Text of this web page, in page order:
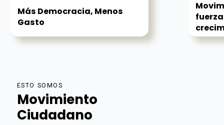
Más Democracia, Menos
Gasto
ESTO SOMOS
Movimiento
Ciudadano